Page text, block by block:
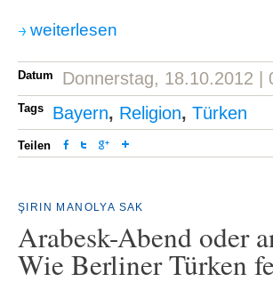
weiterlesen
Datum Donnerstag, 18.10.2012 |
Tags Bayern, Religion, Türken
Teilen
ŞIRIN MANOLYA SAK
Arabesk-Abend oder
Wie Berliner Türken